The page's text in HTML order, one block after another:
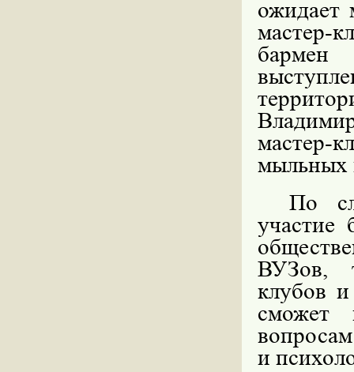
ожидает
мастер-
бармен
мастер-
мыльных
По
участие
ВУЗов,
клубов
сможет
и